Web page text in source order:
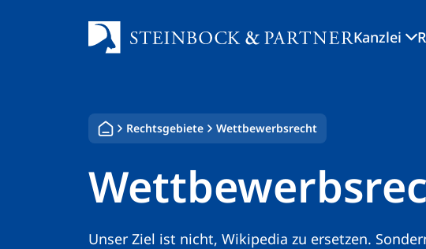
Kanzlei
Rechtsgebiete Wettbewerbsrecht
Unser Ziel ist nicht, Wikipedia zu ersetzen.